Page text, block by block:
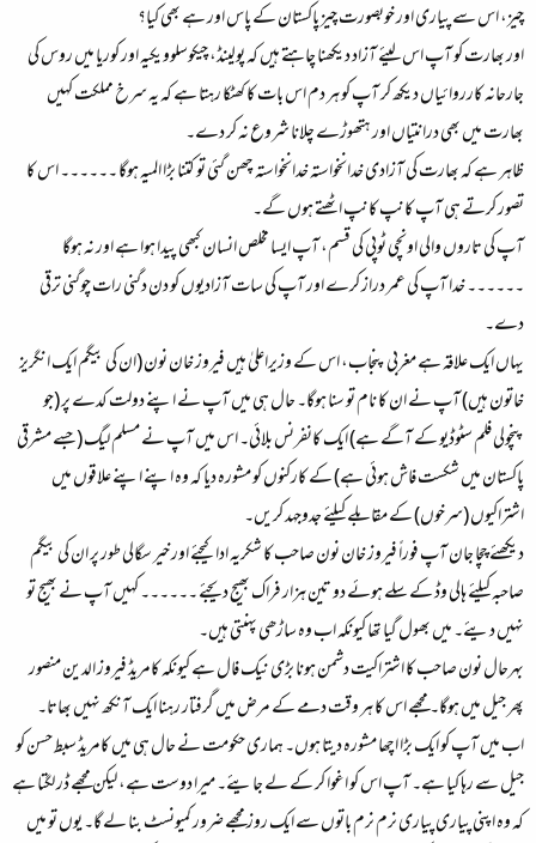
چیز، اس سے پیاری اور خوبصورت چیز پاکستان کے پاس اور ہے بھی کیا؟
اور بھارت کو آپ اس لیئے آزاد دیکھنا چاہتے ہیں کہ پولینڈ، چیکوسلوویکیہ اور کوریا میں روس کی
جارحانہ کارروائیاں دیکھ کر آپ کو ہر دم اس بات کا کھٹکا رہتا ہے کہ یہ سرخ مملکت کہیں
بھارت میں بھی درانتیاں اور ہتھوڑے چلانا شروع نہ کر دے۔
ظاہر ہے کہ بھارت کی آزادی خدانخواستہ خدانخواستہ چھن گئی تو کتنا بڑا المیہ ہوگا ۔۔۔۔۔۔ اس کا
تصور کرتے ہی آپ کانپ کانپ اٹھتے ہوں گے۔
آپ کی تاروں والی اونچی ٹوپی کی قسم، آپ ایسا مخلص انسان کبھی پیدا ہوا ہے اور نہ ہوگا
۔۔۔۔۔۔ خدا آپ کی عمر دراز کرے اور آپ کی سات آزادیوں کو دن دگنی رات چوگنی ترقی
دے۔
یہاں ایک علاقہ ہے مغربی پنجاب، اس کے وزیراعلیٰ ہیں فیروز خان نون (ان کی بیگم ایک انگریز
خاتون ہیں) آپ نے ان کا نام تو سنا ہوگا۔ حال ہی میں آپ نے اپنے دولت کدے پر (جو
پنچولی فلم سٹوڈیو کے آگے ہے) ایک کانفرنس بلائی۔ اس میں آپ نے مسلم لیگ (جسے مشرقی
پاکستان میں شکست فاش ہوئی ہے) کے کارکنوں کو مشورہ دیا کہ وہ اپنے اپنے علاقوں میں
اشتراکیوں (سرخوں) کے مقابلے کیلئے جدوجہد کریں۔
دیکھئے چچا جان آپ فوراً فیروز خان نون صاحب کا شکریہ ادا کیجئے اور خیر سگالی طور پر ان کی بیگم
صاحبہ کیلئے ہالی وڈ کے سلے ہوئے دو تین ہزار فراک بھیج دیجئے ۔۔۔۔۔۔ کہیں آپ نے بھیج تو
نہیں دیئے۔ میں بھول گیا تھا کیونکہ اب وہ ساڑھی پہنتی ہیں۔
بہرحال نون صاحب کا اشتراکیت دشمن ہونا بڑی نیک فال ہے کیونکہ کامریڈ فیروز الدین منصور
پھر جیل میں ہوگا۔ مجھے اس کا ہر وقت دمے کے مرض میں گرفتار رہنا ایک آنکھ نہیں بھاتا۔
اب میں آپ کو ایک بڑا اچھا مشورہ دیتا ہوں۔ ہماری حکومت نے حال ہی میں کامریڈ سبط حسن کو
جیل سے رہا کیا ہے۔ آپ اس کو اغوا کر کے لے جایئے۔ میرا دوست ہے، لیکن مجھے ڈر لگتا ہے
کہ وہ اپنی پیاری پیاری نرم نرم باتوں سے ایک روز مجھے ضرور کمیونسٹ بنا لے گا۔ یوں تو میں